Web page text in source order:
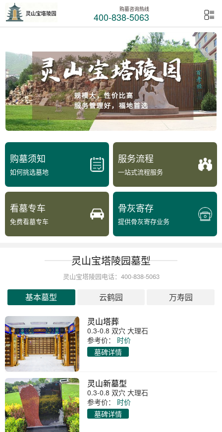
购墓咨询热线
400-838-5063
购墓须知
如何挑选墓地
服务流程
一站式流程服务
看墓专车
免费看墓专车
骨灰寄存
提供骨灰寄存业务
灵山宝塔陵园墓型
灵山宝塔陵园电话：400-838-5063
基本墓型 云鹤园 万寿园
灵山塔葬
0.3-0.8 双穴 大理石
参考价：
时价
墓碑详情
灵山新墓型
0.3-0.8 双穴 大理石
参考价：
时价
墓碑详情